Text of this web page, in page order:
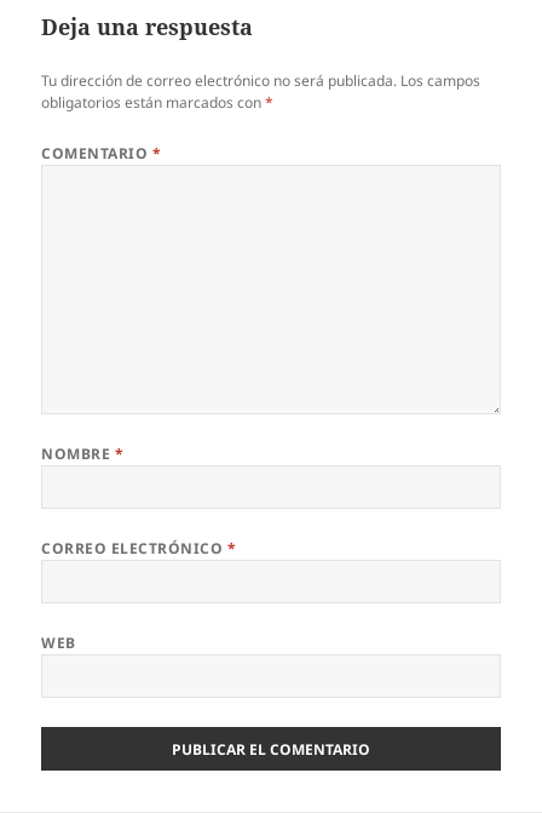
Deja una respuesta
Tu dirección de correo electrónico no será publicada. Los campos
obligatorios están marcados con*
COMENTARIO *
NOMBRE *
CORREO ELECTRÓNICO *
WEB